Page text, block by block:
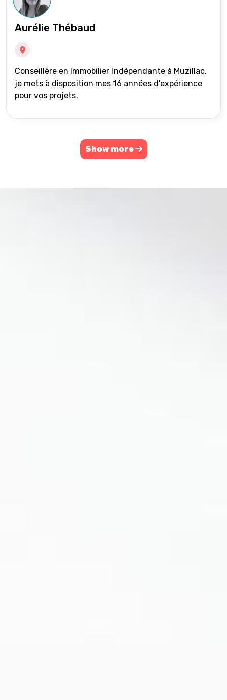
Aurélie Thébaud
Conseillère en Immobilier Indépendante à Muzillac,
je mets à disposition mes 16 années d'expérience
pour vos projets.
Show more